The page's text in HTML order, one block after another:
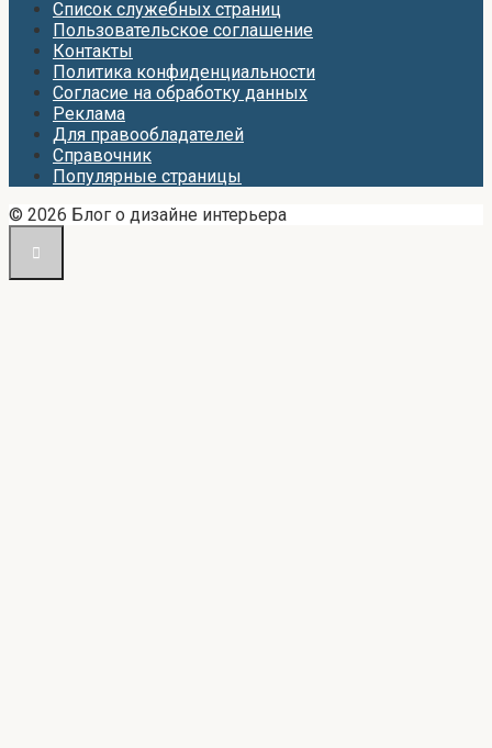
Список служебных страниц
Пользовательское соглашение
Контакты
Политика конфиденциальности
Согласие на обработку данных
Реклама
Для правообладателей
Справочник
Популярные страницы
© 2026 Блог о дизайне интерьера